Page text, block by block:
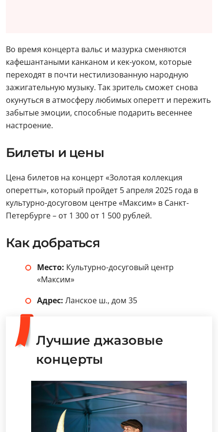
Во время концерта вальс и мазурка сменяются
кафешантаными канканом и кек-уоком, которые
переходят в почти нестилизованную народную
зажигательную музыку. Так зритель сможет снова
окунуться в атмосферу любимых оперетт и пережить
забытые эмоции, способные подарить весеннее
настроение.
Билеты и цены
Цена билетов на концерт «Золотая коллекция
оперетты», который пройдет 5 апреля 2025 года в
культурно-досуговом центре «Максим» в Санкт-
Петербурге – от 1 300 от 1 500 рублей.
Как добраться
Место: Культурно-досуговый центр
«Максим»
Адрес: Ланское ш., дом 35
Лучшие джазовые
концерты